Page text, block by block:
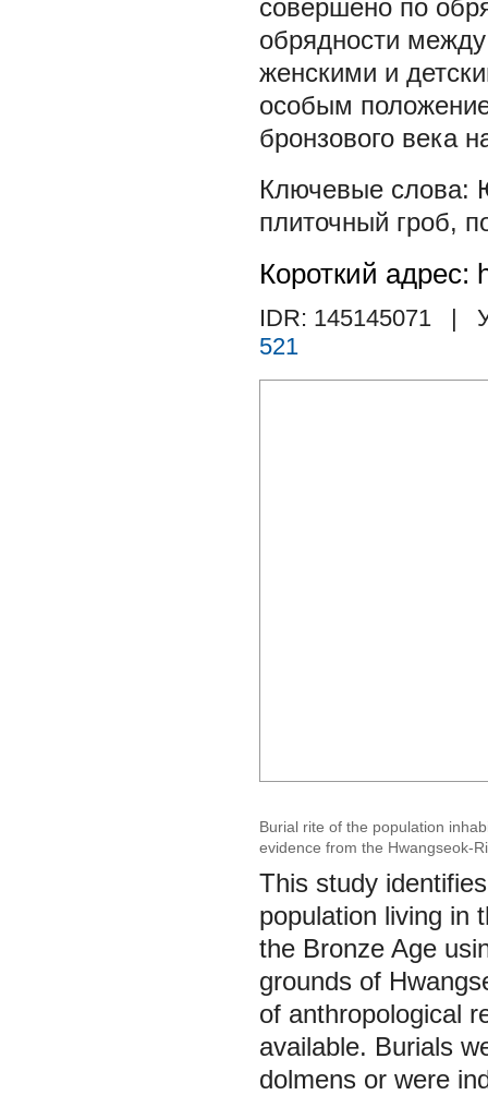
совершено по
обрядности
женскими и
особым
бронзового века
плиточный гроб,
Короткий адрес:
IDR: 145145071
|
521
Burial rite of the population
evidence from the Hwangseok-
This study
population living in
the Bronze Age
grounds of
of anthropological
available. Burials
dolmens or were